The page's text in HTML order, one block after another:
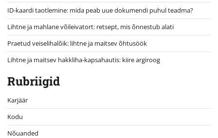
ID-kaardi taotlemine: mida peab uue dokumendi puhul teadma?
Lihtne ja mahlane võileivatort: retsept, mis õnnestub alati
Praetud veiselihalõik: lihtne ja maitsev õhtusöök
Lihtne ja maitsev hakkliha-kapsahautis: kiire argiroog
Rubriigid
Karjäär
Kodu
Nõuanded